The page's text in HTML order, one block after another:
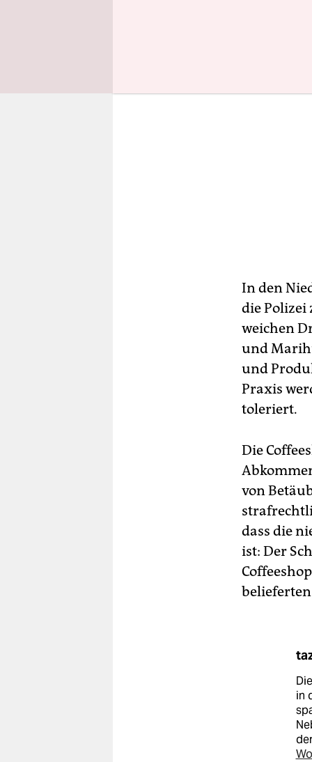
In den
die Polizei
weichen
und
und
Praxis
toleriert.
Die
von
dass die
ist: Der
in